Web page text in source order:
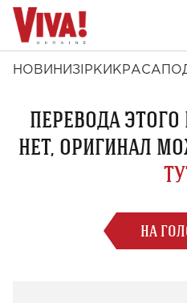
НОВИНИ ЗІРКИ КРАСА
ПЕРЕВОДА
НЕТ, ОРИГИНАЛ
НА